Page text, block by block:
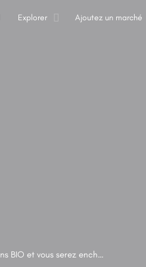
Explorer Ajoutez un marché
Notre vignoble est notre passion ! Venez déguster nos vins BIO et vous serez enchantés !